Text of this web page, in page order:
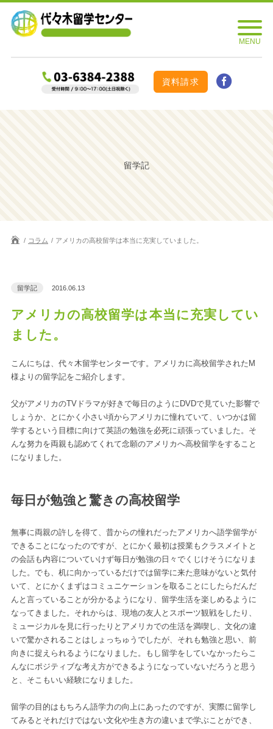
資料請求
留学記
コラム アメリカの高校留学は本当に充実していました。
留学記 2016.06.13
アメリカの高校留学は本当に充実してい
ました。
こんにちは、代々木留学センターです。アメリカに高校留学されたM
様よりの留学記をご紹介します。
父がアメリカのTVドラマが好きで毎日のようにDVDで見ていた影響で
しょうか、とにかく小さい頃からアメリカに憧れていて、いつかは留
学するという目標に向けて英語の勉強を必死に頑張っていました。そ
んな努力を両親も認めてくれて念願のアメリカへ高校留学をすること
になりました。
毎日が勉強と驚きの高校留学
無事に両親の許しを得て、昔からの憧れだったアメリカへ語学留学が
できることになったのですが、とにかく最初は授業もクラスメイトと
の会話も内容についていけず毎日が勉強の日々でくじけそうになりま
した。でも、机に向かっているだけでは留学に来た意味がないと気付
いて、とにかくまずはコミュニケーションを取ることにしたらだんだ
んと言っていることが分かるようになり、留学生活を楽しめるように
なってきました。それからは、現地の友人とスポーツ観戦をしたり、
ミュージカルを見に行ったりとアメリカでの生活を満喫し、文化の違
いで驚かされることはしょっちゅうでしたが、それも勉強と思い、前
向きに捉えられるようになりました。もし留学をしていなかったらこ
んなにポジティブな考え方ができるようになっていないだろうと思う
と、そこもいい経験になりました。
留学の目的はもちろん語学力の向上にあったのですが、実際に留学し
てみるとそれだけではない文化や生き方の違いまで学ぶことができ、